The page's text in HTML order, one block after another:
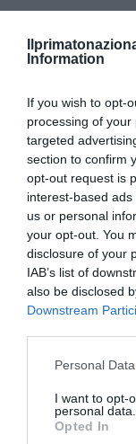
Information
If you wish to opt-
processing of
targeted
section to confirm
opt-out request is
interest-based
us or personal
your opt-out. You
disclosure of your
IAB’s list of
also be disclosed
Downstream
Please note that
not limited to your
grant or deny
use your data for
Personal
I want to opt-
personal data.
Opted In
LA
Liberty Hotel, un
Dal Mega ai dazi,